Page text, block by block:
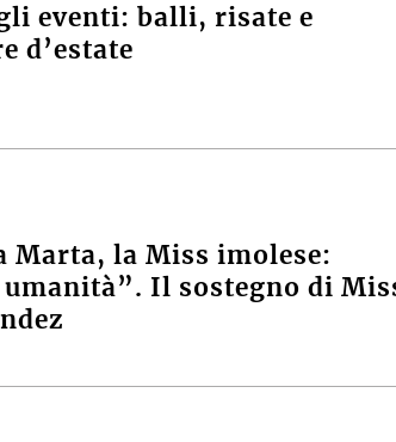
eventi: balli, risate e
d’estate
Marta, la Miss imolese:
umanità”. Il sostegno di